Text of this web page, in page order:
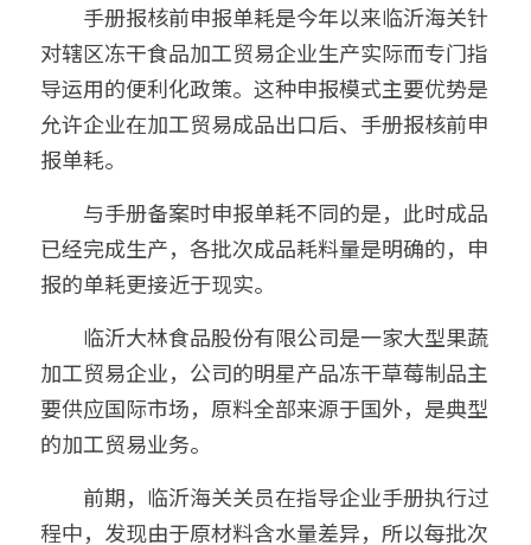
手册报核前申报单耗是今年以来临沂海关针
对辖区冻干食品加工贸易企业生产实际而专门指
导运用的便利化政策。这种申报模式主要优势是
允许企业在加工贸易成品出口后、手册报核前申
报单耗。
与手册备案时申报单耗不同的是，此时成品
已经完成生产，各批次成品耗料量是明确的，申
报的单耗更接近于现实。
临沂大林食品股份有限公司是一家大型果蔬
加工贸易企业，公司的明星产品冻干草莓制品主
要供应国际市场，原料全部来源于国外，是典型
的加工贸易业务。
前期，临沂海关关员在指导企业手册执行过
程中，发现由于原材料含水量差异，所以每批次